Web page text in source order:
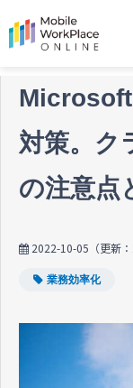
対策。ク
の注意点
2022-10-05 （更新：
業務効率化